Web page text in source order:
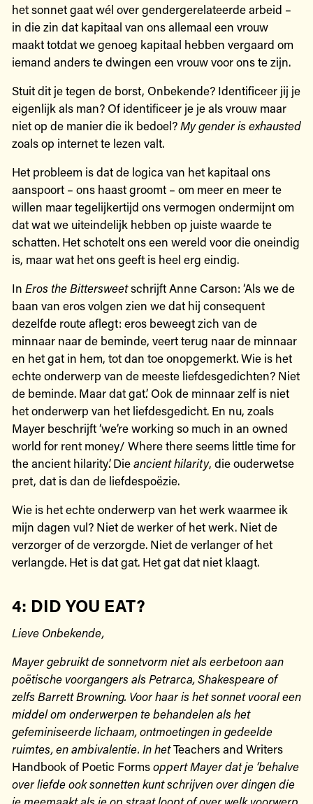
het sonnet gaat wél over gendergerelateerde arbeid –
in die zin dat kapitaal van ons allemaal een vrouw
maakt totdat we genoeg kapitaal hebben vergaard om
iemand anders te dwingen een vrouw voor ons te zijn.
Stuit dit je tegen de borst, Onbekende? Identificeer jij je
eigenlijk als man? Of identificeer je je als vrouw maar
niet op de manier die ik bedoel?My gender is exhausted
zoals op internet te lezen valt.
Het probleem is dat de logica van het kapitaal ons
aanspoort – ons haast groomt – om meer en meer te
willen maar tegelijkertijd ons vermogen ondermijnt om
dat wat we uiteindelijk hebben op juiste waarde te
schatten. Het schotelt ons een wereld voor die oneindig
is, maar wat het ons geeft is heel erg eindig.
In Eros the Bittersweetschrijft Anne Carson: ‘Als we de
baan van eros volgen zien we dat hij consequent
dezelfde route aflegt: eros beweegt zich van de
minnaar naar de beminde, veert terug naar de minnaar
en het gat in hem, tot dan toe onopgemerkt. Wie is het
echte onderwerp van de meeste liefdesgedichten? Niet
de beminde. Maar dat gat.’ Ook de minnaar zelf is niet
het onderwerp van het liefdesgedicht. En nu, zoals
Mayer beschrijft ‘we’re working so much in an owned
world for rent money/ Where there seems little time for
the ancient hilarity’. Dieancient hilarity, die ouderwetse
pret, dat is dan de liefdespoëzie.
Wie is het echte onderwerp van het werk waarmee ik
mijn dagen vul? Niet de werker of het werk. Niet de
verzorger of de verzorgde. Niet de verlanger of het
verlangde. Het is dat gat. Het gat dat niet klaagt.
4: DID YOU EAT?
Lieve Onbekende,
Mayer gebruikt de sonnetvorm niet als eerbetoon aan
poëtische voorgangers als Petrarca, Shakespeare of
zelfs Barrett Browning. Voor haar is het sonnet vooral een
middel om onderwerpen te behandelen als het
gefeminiseerde lichaam, ontmoetingen in gedeelde
ruimtes, en ambivalentie. In hetTeachers and Writers
Handbook of Poetic Formsoppert Mayer dat je ‘behalve
over liefde ook sonnetten kunt schrijven over dingen die